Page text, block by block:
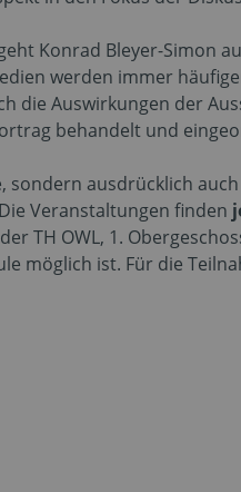
Konrad Bleyer-Simon
werden immer
die Auswirkungen der
behandelt und
sondern ausdrücklich
Veranstaltungen finden
TH OWL, 1.
möglich ist. Für die